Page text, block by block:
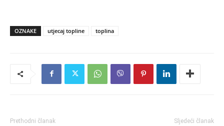
OZNAKE utjecaj topline toplina
Prethodni članak Sljedeći članak